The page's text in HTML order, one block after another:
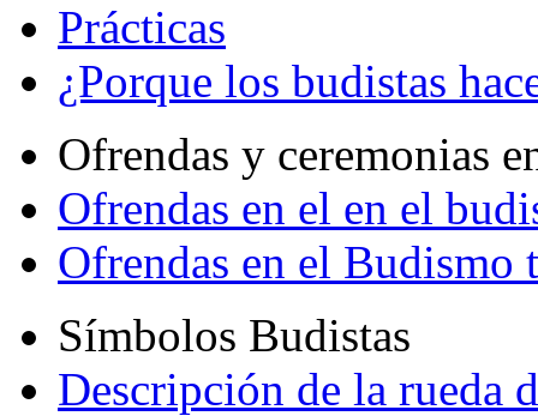
Prácticas
¿Porque los budistas
Ofrendas y ceremonias
Ofrendas en el en el
Ofrendas en el Budismo
Símbolos Budistas
Descripción de la rueda